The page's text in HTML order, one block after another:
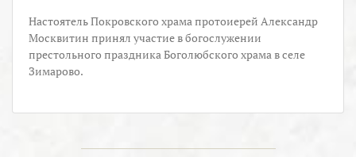
Настоятель Покровского храма протоиерей Александр
Москвитин принял участие в богослужении
престольного праздника Боголюбского храма в селе
Зимарово.